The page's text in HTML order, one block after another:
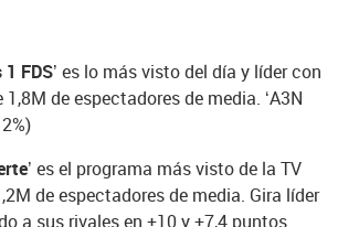
FDS’ es lo más visto del día y líder con
1,8M de espectadores de media. ‘A3N
es el programa más visto de la TV
de espectadores de media. Gira líder
a sus rivales en +10 y +7,4 puntos.